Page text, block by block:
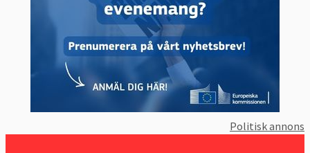
Politisk annons